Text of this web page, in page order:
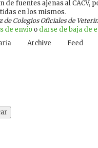
fuentes ajenas al CACV,
en los mismos.
Colegios Oficiales de
de envío o darse de baja de
Archive Feed